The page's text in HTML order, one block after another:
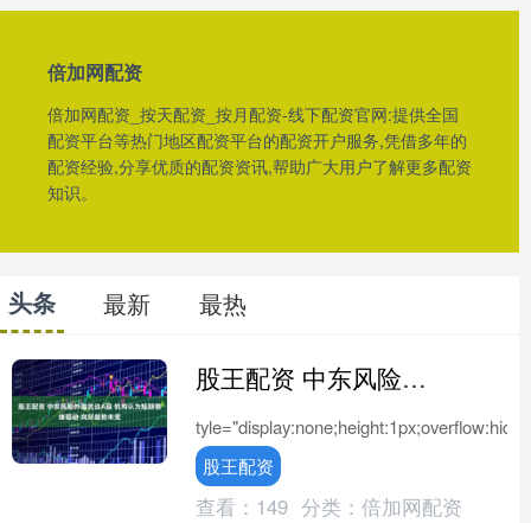
倍加网配资
倍加网配资_按天配资_按月配资-线下配资官网:提供全国
配资平台等热门地区配资平台的配资开户服务,凭借多年的
配资经验,分享优质的配资资讯,帮助广大用户了解更多配资
知识。
头条 最新 最热
股王配资 中东风险外溢扰动A股 机构认为短期情绪驱动 向好趋势未变
股王配资
查看： 149 分类： 倍加网配资